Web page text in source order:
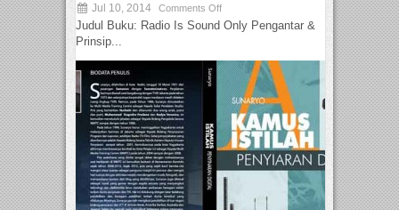
Jul 10, 2014 Comments Off
Judul Buku: Radio Is Sound Only Pengantar &
Prinsip...